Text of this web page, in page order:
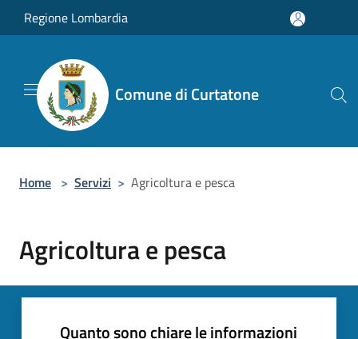
Salta al contenuto principale
Regione Lombardia
Comune di Curtatone
Home > Servizi > Agricoltura e pesca
Agricoltura e pesca
Quanto sono chiare le informazioni